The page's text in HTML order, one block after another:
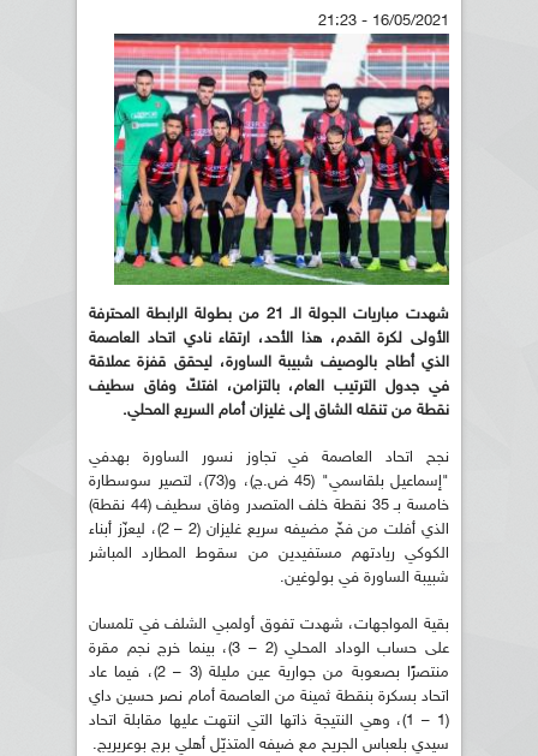
16/05/2021 - 21:23
شهدت مباريات الجولة الـ 21 من بطولة الرابطة المحترفة
الأولى لكرة القدم، هذا الأحد، ارتقاء نادي اتحاد العاصمة
الذي أطاح بالوصيف شبيبة الساورة، ليحقق قفزة عملاقة
في جدول الترتيب العام، بالتزامن، افتكّ وفاق سطيف
نقطة من تنقله الشاق إلى غليزان أمام السريع المحلي.
نجح اتحاد العاصمة في تجاوز نسور الساورة بهدفي
"إسماعيل بلقاسمي" (45 ض.ج)، و(73)، لتصير سوسطارة
خامسة بـ 35 نقطة خلف المتصدر وفاق سطيف (44 نقطة)
الذي أفلت من فخّ مضيفه سريع غليزان (2 – 2)، ليعزّز أبناء
الكوكي ريادتهم مستفيدين من سقوط المطارد المباشر
شبيبة الساورة في بولوغين.
بقية المواجهات، شهدت تفوق أولمبي الشلف في تلمسان
على حساب الوداد المحلي (2 – 3)، بينما خرج نجم مقرة
منتصرًا بصعوبة من جوارية عين مليلة (3 – 2)، فيما عاد
اتحاد بسكرة بنقطة ثمينة من العاصمة أمام نصر حسين داي
(1 – 1)، وهي النتيجة ذاتها التي انتهت عليها مقابلة اتحاد
سيدي بلعباس الجريح مع ضيفه المتذيّل أهلي برج بوعريريج.